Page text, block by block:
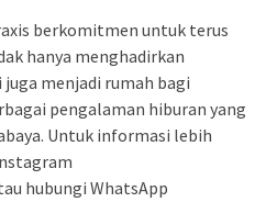
berkomitmen untuk terus
hanya menghadirkan
menjadi rumah bagi
pengalaman hiburan yang
Untuk informasi lebih
hubungi WhatsApp